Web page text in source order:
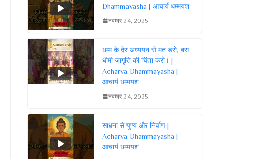
Dhammayasha | आचार्य धम्मयश
नवम्बर 24, 2025
धम्म के देर अध्ययन से मत डरो, बस
धीमी जागृति की चिंता करो। |
Acharya Dhammayasha |
आचार्य धम्मयश
नवम्बर 24, 2025
साधना से पुण्य और निर्वाण |
Acharya Dhammayasha |
आचार्य धम्मयश